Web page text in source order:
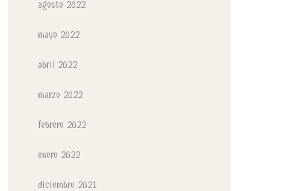
agosto 2022
mayo 2022
abril 2022
marzo 2022
febrero 2022
enero 2022
diciembre 2021